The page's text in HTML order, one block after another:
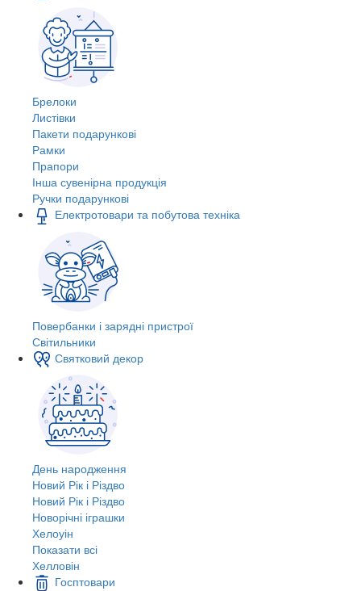
Брелоки
Листівки
Пакети подарункові
Рамки
Прапори
Інша сувенірна продукція
Ручки подарункові
Електротовари та побутова техніка
Повербанки і зарядні пристрої
Світильники
Святковий декор
День народження
Новий Рік і Різдво
Новий Рік і Різдво
Новорічні іграшки
Хелоуін
Показати всі
Хелловін
Госптовари